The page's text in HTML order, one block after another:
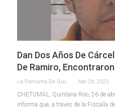
Dan Dos Años De
De Ramiro,
La Pancarta De Quintana Roo Abr 26, 2025
CHETUMAL, Quintana Roo, 26 de
informa que, a través de la Fiscalía